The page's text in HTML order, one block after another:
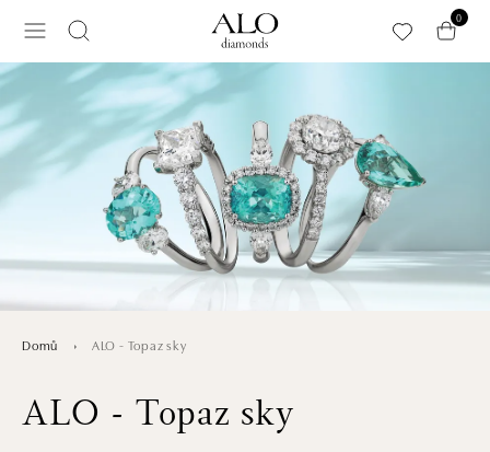
0
Domů ALO - Topaz sky
ALO - Topaz sky